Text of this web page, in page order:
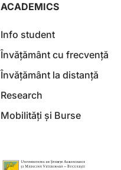
ACADEMICS
Info student
Învățământ cu frecvență
Învățământ la distanță
Research
Mobilități și Burse